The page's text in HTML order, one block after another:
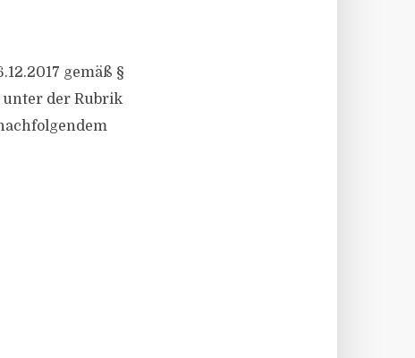
gemäß §
unter der Rubrik